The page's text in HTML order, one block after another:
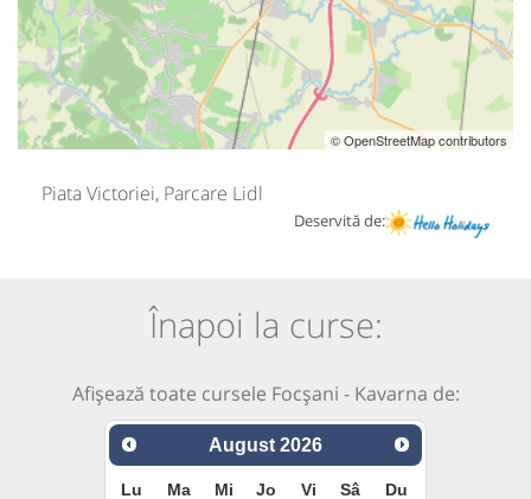
© OpenStreetMap contributors
Piata Victoriei, Parcare Lidl
Deservită de:
Înapoi la curse:
Afișează toate cursele Focșani - Kavarna de:
August 2026
Lu Ma Mi Jo Vi Sâ Du